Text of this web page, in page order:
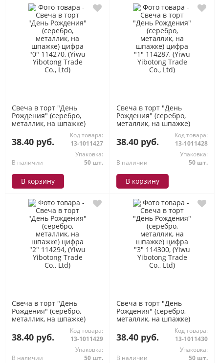
Свеча в торт "День
Рождения" (серебро,
металлик, на шпажке)
цифра "0" 114270, (Yiwu
Yibotong Trade Co., Ltd)
38.40 руб.
Код товара:
13-1011427
В наличии
Упаковка:
50 шт.
В корзину
Свеча в торт "День
Рождения" (серебро,
металлик, на шпажке)
цифра "1" 114287, (Yiwu
Yibotong Trade Co., Ltd)
38.40 руб.
Код товара:
13-1011428
В наличии
Упаковка:
50 шт.
В корзину
Свеча в торт "День
Рождения" (серебро,
металлик, на шпажке)
цифра "2" 114294, (Yiwu
Yibotong Trade Co., Ltd)
38.40 руб.
Код товара:
13-1011429
В наличии
Упаковка:
50 шт.
Свеча в торт "День
Рождения" (серебро,
металлик, на шпажке)
цифра "3" 114300, (Yiwu
Yibotong Trade Co., Ltd)
38.40 руб.
Код товара:
13-1011430
В наличии
Упаковка:
50 шт.